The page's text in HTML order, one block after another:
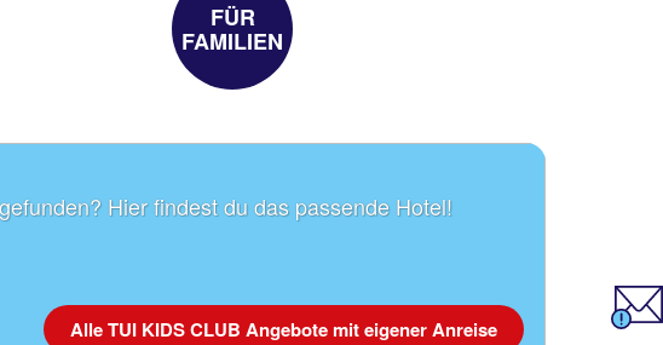
FÜR
FAMILIEN
Hier findest du das passende Hotel!
Alle TUI KIDS CLUB Angebote mit eigener Anreise